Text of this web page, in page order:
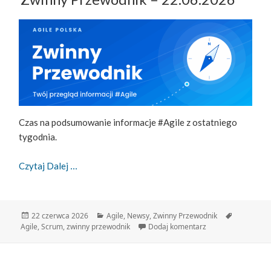
Czas na podsumowanie informacje #Agile z ostatniego
tygodnia.
Czytaj Dalej
Data
publikacji
22 czerwca 2026 Kategorie
Agile, Newsy,Zwinny Przewodnik
Agile,Scrum,zwinny przewodnik Dodaj komentarz